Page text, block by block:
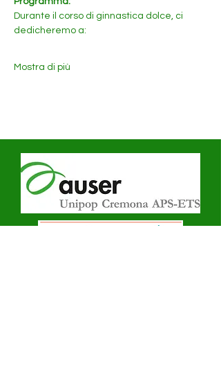
Durante il corso di ginnastica dolce, ci
dedicheremo a:
Mostra di più